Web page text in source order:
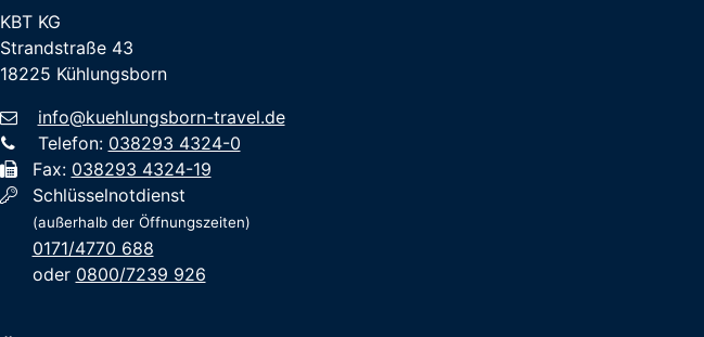
KBT KG
Strandstraße 43
18225 Kühlungsborn
info@kuehlungsborn-travel.de
Telefon: 038293 4324-0
Fax: 038293 4324-19
Schlüsselnotdienst
(außerhalb der Öffnungszeiten)
0171/4770 688
oder 0800/7239 926